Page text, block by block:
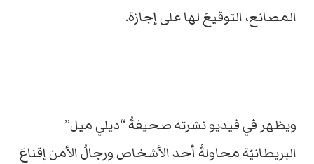
المصانع، التوقيعَ لها على إجازة.
ويظهر في فيديو نشرته صحيفةُ “ديلي ميل”
البريطانيّة محاولةُ أحد الأشخاص ورجالُ الأمن إقناعَ